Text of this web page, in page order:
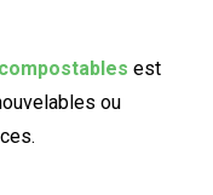
est
ou